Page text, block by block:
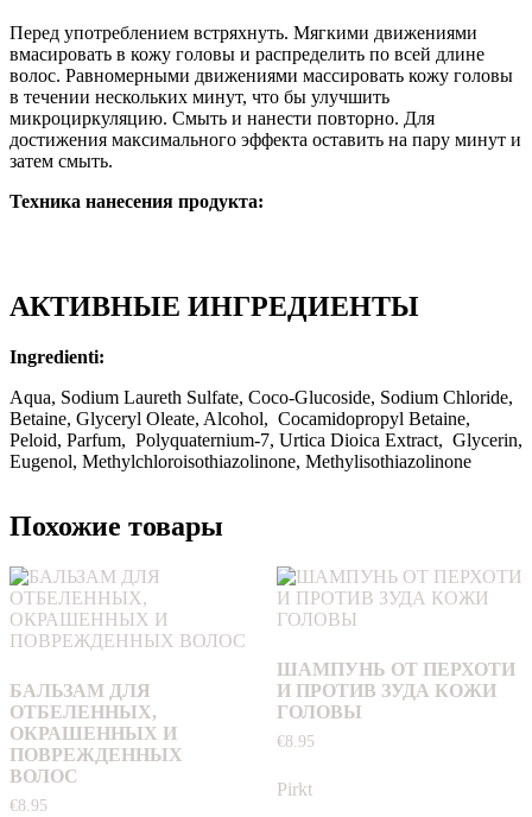
Перед употреблением встряхнуть. Мягкими движениями
вмасировать в кожу головы и распределить по всей длине
волос. Равномерными движениями массировать кожу головы
в течении нескольких минут, что бы улучшить
микроциркуляцию. Смыть и нанести повторно. Для
достижения максимального эффекта оставить на пару минут и
затем смыть.
Техника нанесения продукта:
АКТИВНЫЕ ИНГРЕДИЕНТЫ
Ingredienti:
Aqua, Sodium Laureth Sulfate, Coco-Glucoside, Sodium Chloride,
Betaine, Glyceryl Oleate, Alcohol, Cocamidopropyl Betaine,
Peloid, Parfum, Polyquaternium-7, Urtica Dioica Extract, Glycerin,
Eugenol, Methylchloroisothiazolinone, Methylisothiazolinone
Похожие товары
БАЛЬЗАМ ДЛЯ
ОТБЕЛЕННЫХ,
ОКРАШЕННЫХ И
ПОВРЕЖДЕННЫХ
ВОЛОС
€8.95
ШАМПУНЬ ОТ ПЕРХОТИ
И ПРОТИВ ЗУДА КОЖИ
ГОЛОВЫ
€8.95
Pirkt